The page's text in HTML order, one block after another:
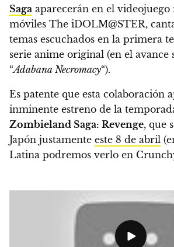
Saga aparecerán en el videojuego
móviles The iDOLM@STER,
temas escuchados en la primera
serie anime original (en el avance
“Adabana Necromacy“).
Es patente que esta colaboración
inminente estreno de la
Zombieland Saga: Revenge, que
Japón justamente este 8 de abril
Latina podremos verlo en